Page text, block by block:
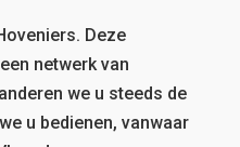
Deze
netwerk van
we u steeds de
u bedienen, vanwaar